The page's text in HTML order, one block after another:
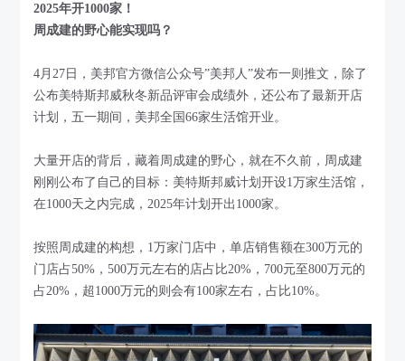
2025年开1000家！
周成建的野心能实现吗？
4月27日，美邦官方微信公众号”美邦人”发布一则推文，除了
公布美特斯邦威秋冬新品评审会成绩外，还公布了最新开店
计划，五一期间，美邦全国66家生活馆开业。
大量开店的背后，藏着周成建的野心，就在不久前，周成建
刚刚公布了自己的目标：美特斯邦威计划开设1万家生活馆，
在1000天之内完成，2025年计划开出1000家。
按照周成建的构想，1万家门店中，单店销售额在300万元的
门店占50%，500万元左右的店占比20%，700元至800万元的
占20%，超1000万元的则会有100家左右，占比10%。